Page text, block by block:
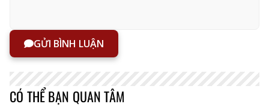
GỬI BÌNH LUẬN
CÓ THỂ BẠN QUAN TÂM